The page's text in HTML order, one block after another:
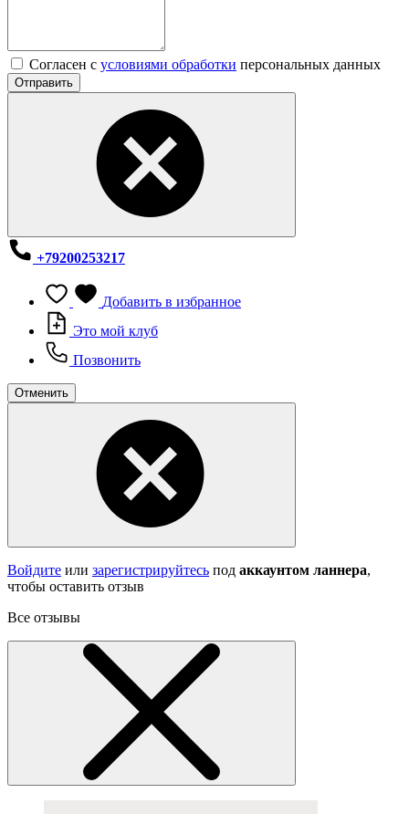
Согласен с условиями обработки персональных данных
Отправить
+79200253217
Добавить в избранное
Это мой клуб
Позвонить
Отменить
Войдите или зарегистрируйтесь под аккаунтом ланнера,
чтобы оставить отзыв
Все отзывы